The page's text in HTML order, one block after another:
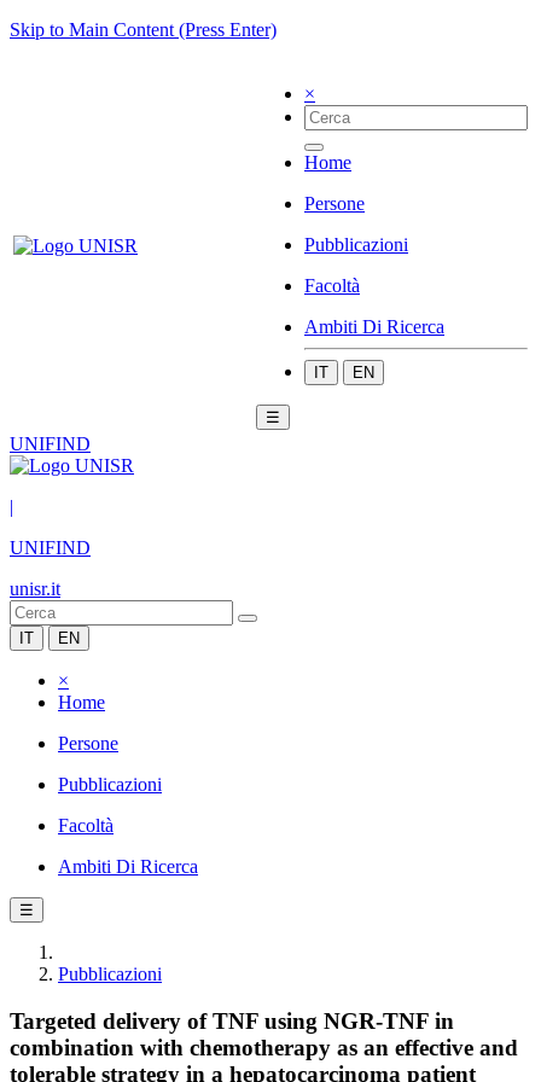
Skip to Main Content (Press Enter)
×
Home
Persone
Pubblicazioni
Facoltà
Ambiti Di Ricerca
IT EN
☰
UNIFIND
|
UNIFIND
unisr.it
IT EN
×
Home
Persone
Pubblicazioni
Facoltà
Ambiti Di Ricerca
☰
Pubblicazioni
Targeted delivery of TNF using NGR-TNF in
combination with chemotherapy as an effective and
tolerable strategy in a hepatocarcinoma patient